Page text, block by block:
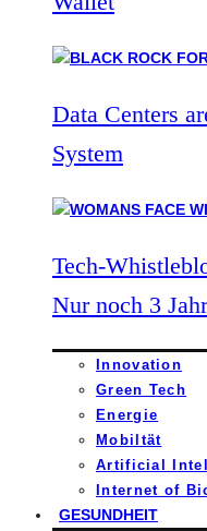
Data Centers
System
Tech-
Nur noch 3
Innovation
Green Tech
Energie
Mobiltät
Artificial
Internet of
GESUNDHEIT